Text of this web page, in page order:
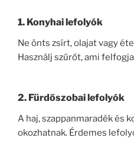
1. Konyhai lefolyók
Ne önts zsírt, olajat vagy
Használj szűrőt, ami
2. Fürdőszobai lefolyók
A haj, szappanmaradék és
okozhatnak. Érdemes